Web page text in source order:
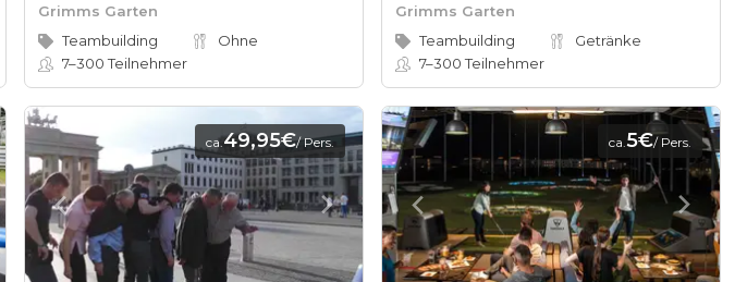
Grimms Garten
Teambuilding
Ohne
7–300Teilnehmer
Grimms Garten
Teambuilding
Getränke
7–300Teilnehmer
ca.49,95€/ Pers. ca.5€/ Pers.